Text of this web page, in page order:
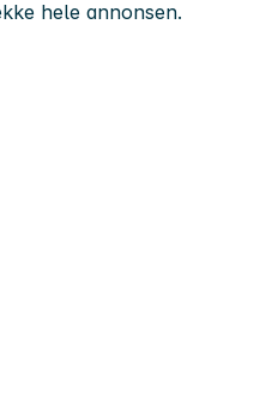
hele annonsen.